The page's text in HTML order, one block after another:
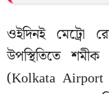
ওইদিনই মেট্রো
উপস্থিতিতে শমীক
(Kolkata Airport